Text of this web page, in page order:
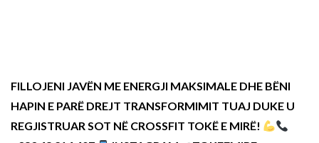
FILLOJENI JAVËN ME ENERGJI MAKSIMALE DHE BËNI
HAPIN E PARË DREJT TRANSFORMIMIT TUAJ DUKE U
REGJISTRUAR SOT NË CROSSFIT TOKË E MIRË!